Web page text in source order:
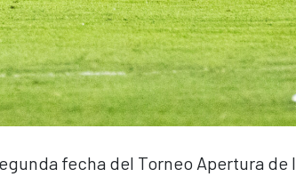
fecha del Torneo Apertura de